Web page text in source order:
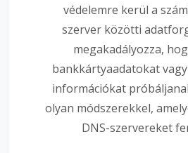
védelemre kerül a
szerver közötti
megakadályozza,
bankkártyaadatokat
információkat
olyan módszerekkel,
DNS-szervereket